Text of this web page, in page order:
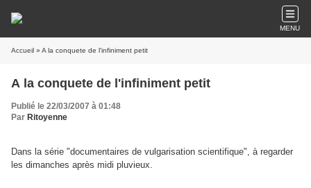
MENU
Accueil » A la conquete de l'infiniment petit
A la conquete de l'infiniment petit
Publié le 22/03/2007 à 01:48
Par Ritoyenne
Dans la série "documentaires de vulgarisation scientifique", à regarder
les dimanches après midi pluvieux.